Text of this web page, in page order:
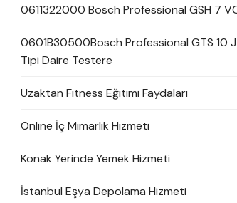
0611322000 Bosch Professional GSH 7 VC
0601B30500Bosch Professional GTS 10
Tipi Daire Testere
Uzaktan Fitness Eğitimi Faydaları
Online İç Mimarlık Hizmeti
Konak Yerinde Yemek Hizmeti
İstanbul Eşya Depolama Hizmeti